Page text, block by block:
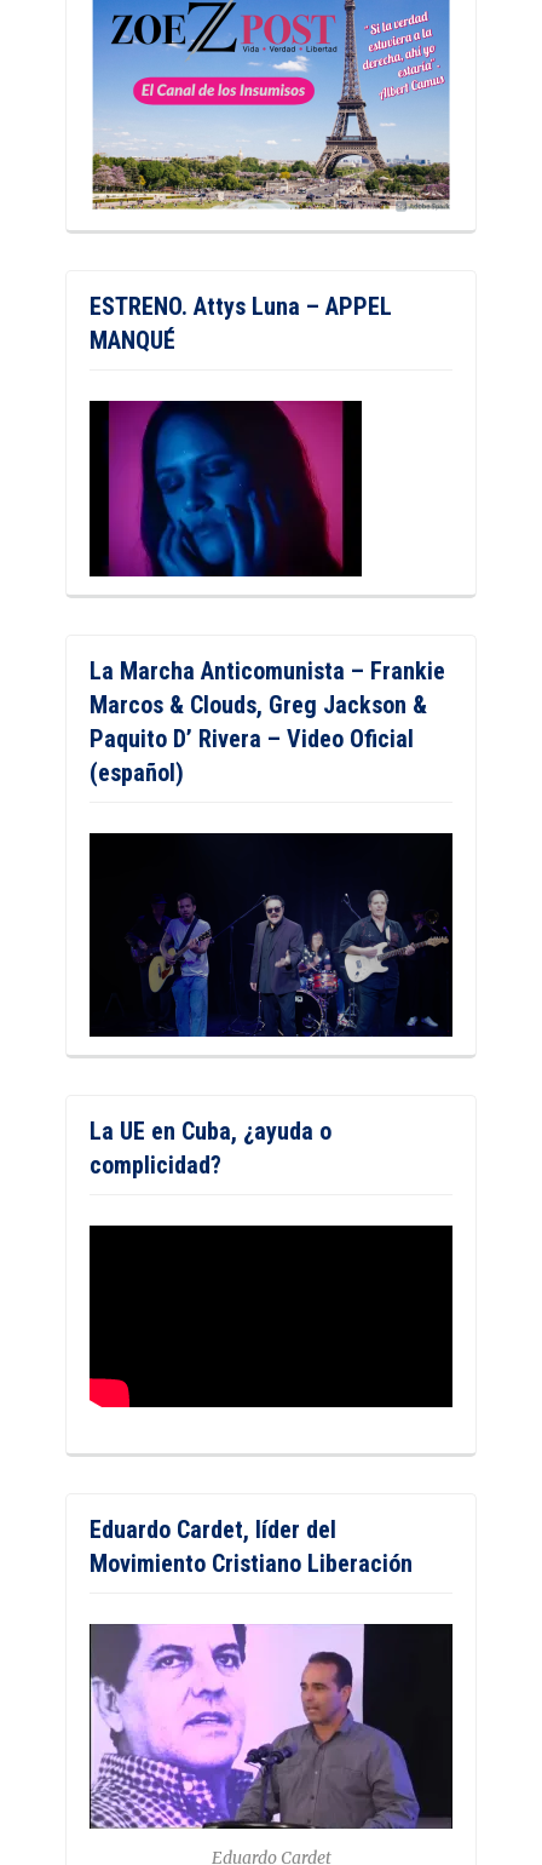
ESTRENO. Attys Luna – APPEL
MANQUÉ
La Marcha Anticomunista – Frankie
Marcos & Clouds, Greg Jackson &
Paquito D’ Rivera – Video Oficial
(español)
La UE en Cuba, ¿ayuda o
complicidad?
Eduardo Cardet, líder del
Movimiento Cristiano Liberación
Eduardo Cardet